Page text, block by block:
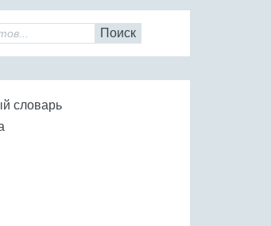
Поиск
словарь